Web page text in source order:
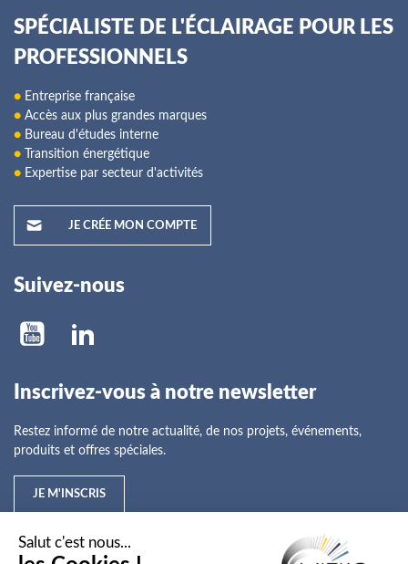
SPÉCIALISTE DE L'ÉCLAIRAGE POUR LES
PROFESSIONNELS
● Entreprise française
● Accès aux plus grandes marques
● Bureau d'études interne
● Transition énergétique
● Expertise par secteur d'activités
JE CRÉE MON COMPTE
Suivez-nous
Inscrivez-vous à notre newsletter
Restez informé de notre actualité, de nos projets, événements,
produits et offres spéciales.
JE M'INSCRIS